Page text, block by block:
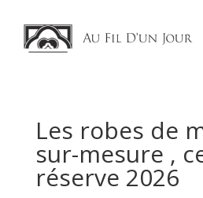
Les robes de
sur-mesure ,
réserve 2026